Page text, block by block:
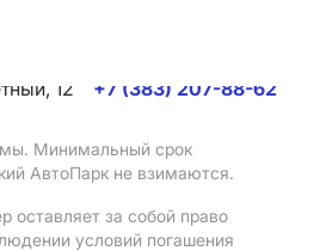
12
+7 (383) 207-88-62
Минимальный срок
АвтоПарк не взимаются.
оставляет за собой право
условий погашения